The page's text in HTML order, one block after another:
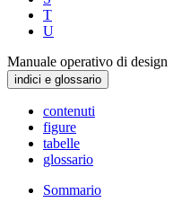
T
U
Manuale operativo di design
indici e glossario
contenuti
figure
tabelle
glossario
Sommario